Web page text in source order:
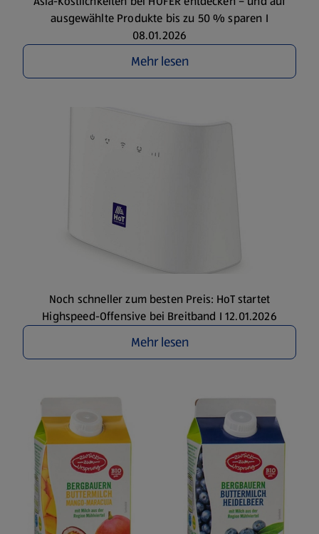
ausgewählte Produkte bis zu 50 % sparen I
08.01.2026
Mehr lesen
Noch schneller zum besten Preis: HoT startet
Highspeed-Offensive bei Breitband I 12.01.2026
Mehr lesen